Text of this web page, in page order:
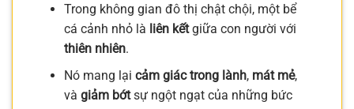
Trong không gian đô thị chật chội, một bể
cá cảnh nhỏ là liên kếtgiữa con người với
thiên nhiên.
Nó mang lại cảm giác trong lành, mát mẻ,
và giảm bớtsự ngột ngạt của những bức